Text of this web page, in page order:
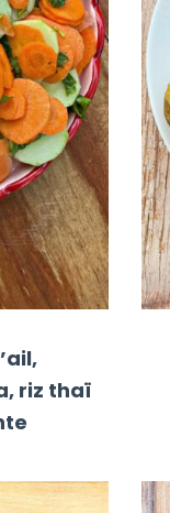
riz thaï